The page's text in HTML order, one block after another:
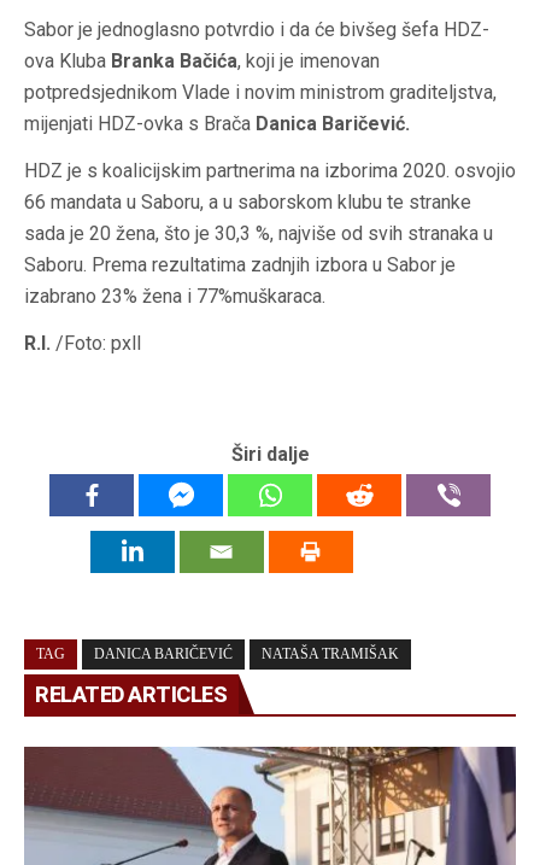
Sabor je jednoglasno potvrdio i da će bivšeg šefa HDZ-
ova Kluba Branka Bačića, koji je imenovan
potpredsjednikom Vlade i novim ministrom graditeljstva,
mijenjati HDZ-ovka s Brača Danica Baričević.
HDZ je s koalicijskim partnerima na izborima 2020. osvojio
66 mandata u Saboru, a u saborskom klubu te stranke
sada je 20 žena, što je 30,3 %, najviše od svih stranaka u
Saboru. Prema rezultatima zadnjih izbora u Sabor je
izabrano 23% žena i 77%muškaraca.
R.I. /Foto: pxll
Širi dalje
TAG DANICA BARIČEVIĆ NATAŠA TRAMIŠAK
RELATED ARTICLES